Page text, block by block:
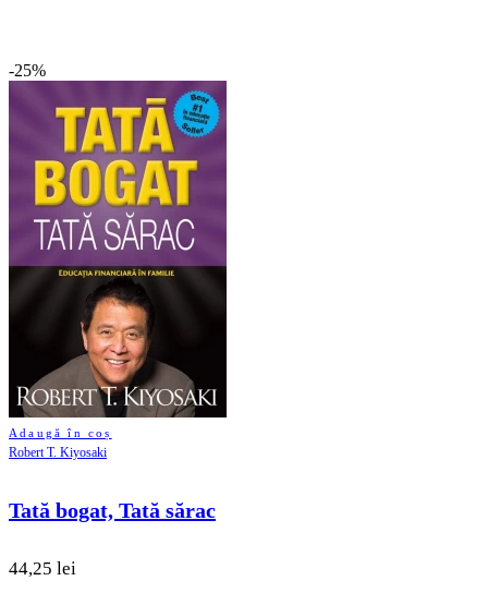
-25%
Adaugă în coș
Robert T. Kiyosaki
Tată bogat, Tată sărac
44,25 lei